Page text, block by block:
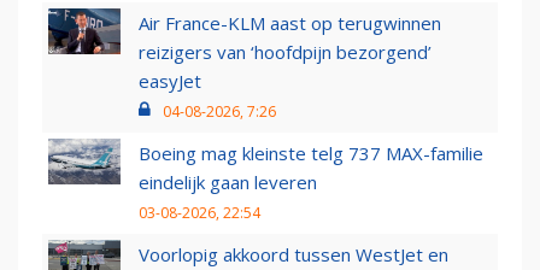
Air France-KLM aast op terugwinnen
reizigers van ‘hoofdpijn bezorgend’
easyJet
04-08-2026, 7:26
Boeing mag kleinste telg 737 MAX-familie
eindelijk gaan leveren
03-08-2026, 22:54
Voorlopig akkoord tussen WestJet en